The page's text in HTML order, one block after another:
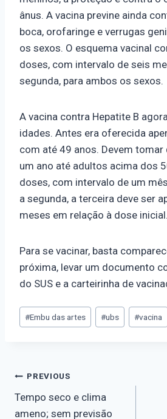
ânus. A vacina previne ainda
boca, orofaringe e verrugas
os sexos. O esquema vacinal
doses, com intervalo de seis
segunda, para ambos os sexos.
A vacina contra Hepatite B
idades. Antes era oferecida
com até 49 anos. Devem
um ano até adultos acima dos
doses, com intervalo de um
a segunda, a terceira deve ser
meses em relação à dose inicial.
Para se vacinar, basta
próxima, levar um documento
do SUS e a carteirinha de
#Embu das artes #ubs #vacina
PREVIOUS
Tempo seco e clima
ameno; sem previsão